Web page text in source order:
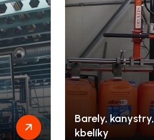
Barely, kanystry,
kbelíky